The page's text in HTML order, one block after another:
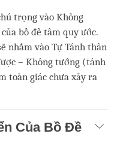
trọng vào Không
bồ đề tâm quy ước.
nhắm vào Tự Tánh thân
– Không tướng (tánh
toàn giác chưa xảy ra
Của Bồ Đề